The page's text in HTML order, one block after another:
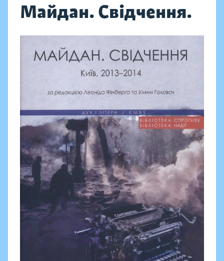
Майдан. Свідчення.